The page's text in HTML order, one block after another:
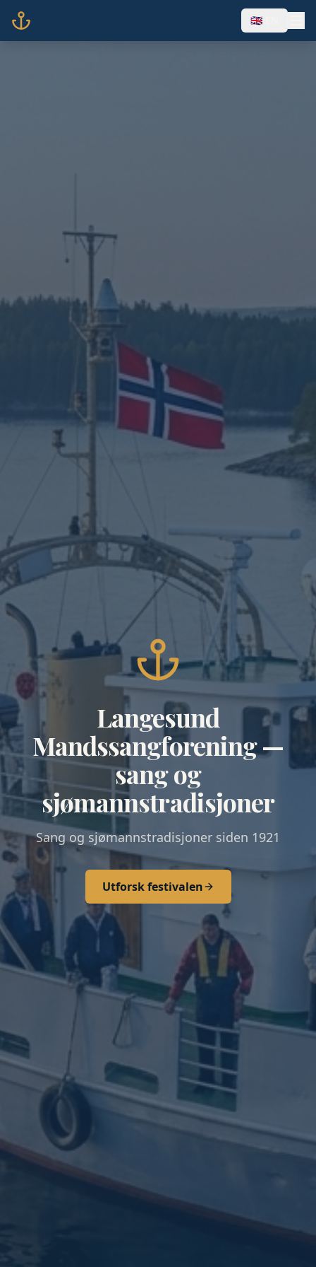
🇬🇧 EN
Langesund
Mandssangforening —
sang og
sjømannstradisjoner
Sang og sjømannstradisjoner siden 1921
Utforsk festivalen